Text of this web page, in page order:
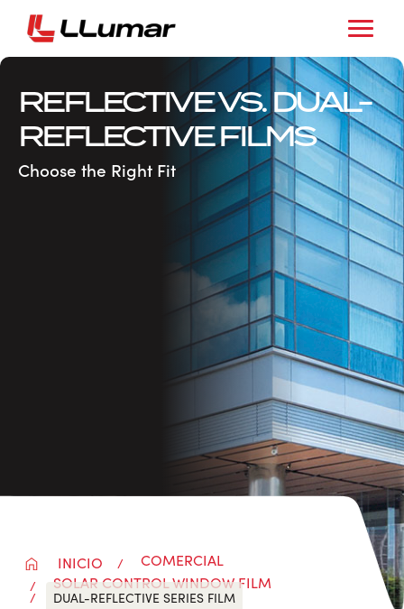
REFLECTIVE VS. DUAL-
REFLECTIVE FILMS
Choose the Right Fit
INICIO
COMERCIAL
SOLAR CONTROL WINDOW FILM
DUAL-REFLECTIVE SERIES FILM